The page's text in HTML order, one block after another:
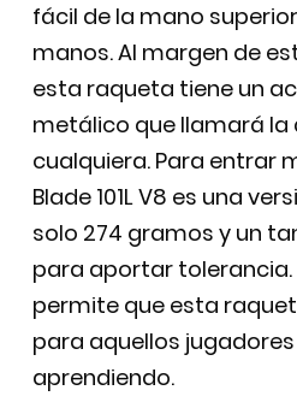
fácil de la mano
manos. Al margen de
esta raqueta tiene un
metálico que llamará la
cualquiera. Para entrar
Blade 101L V8 es una
solo 274 gramos y un
para aportar tolerancia.
permite que esta
para aquellos
aprendiendo.